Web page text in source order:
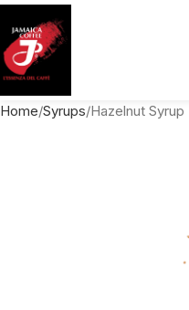
Home Syrups Hazelnut Syrup